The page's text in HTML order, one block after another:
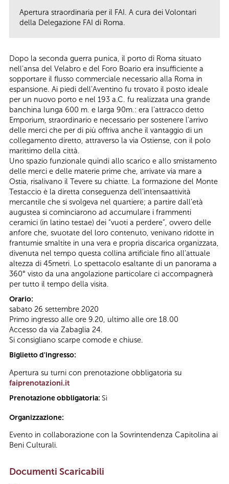
Apertura straordinaria per il FAI. A cura dei Volontari
della Delegazione FAI di Roma.
Dopo la seconda guerra punica, il porto di Roma situato
nell’ansa del Velabro e del Foro Boario era insufficiente a
sopportare il flusso commerciale necessario alla Roma in
espansione. Ai piedi dell’Aventino fu trovato il posto ideale
per un nuovo porto e nel 193 a.C. fu realizzata una grande
banchina lunga 600 m. e larga 90m.: era l’attracco detto
Emporium, straordinario e necessario per sostenere l’arrivo
delle merci che per di più offriva anche il vantaggio di un
collegamento diretto, attraverso la via Ostiense, con il polo
marittimo della città.
Uno spazio funzionale quindi allo scarico e allo smistamento
delle merci e delle materie prime che, arrivate via mare a
Ostia, risalivano il Tevere su chiatte. La formazione del Monte
Testaccio è la diretta conseguenza dell’intensaattività
mercantile che si svolgeva nel quartiere; a partire dall’età
augustea si cominciarono ad accumulare i frammenti
ceramici (in latino testae) dei “vuoti a perdere”, ovvero delle
anfore che, svuotate del loro contenuto, venivano ridotte in
frantumie smaltite in una vera e propria discarica organizzata,
divenuta nel tempo questa collina artificiale fino all’attuale
altezza di 45metri. Lo spettacolo esaltante di un panorama a
360° visto da una angolazione particolare ci accompagnerà
per tutto il tempo della visita.
Orario:
sabato 26 settembre 2020
Primo ingresso alle ore 9.20, ultimo alle ore 18.00
Accesso da via Zabaglia 24.
Si consigliano scarpe comode e chiuse.
Biglietto d'ingresso:
Apertura su turni con prenotazione obbligatoria su
faiprenotazioni.it
Prenotazione obbligatoria: Sì
Organizzazione:
Evento in collaborazione con la Sovrintendenza Capitolina ai
Beni Culturali.
Documenti Scaricabili